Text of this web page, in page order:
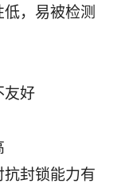
，易被检测
友好
封锁能力有